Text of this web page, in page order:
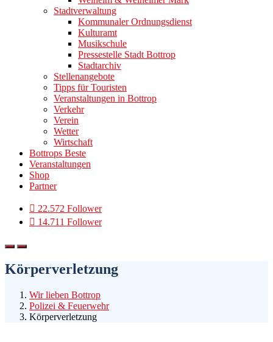
Stadtverwaltung
Kommunaler Ordnungsdienst
Kulturamt
Musikschule
Pressestelle Stadt Bottrop
Stadtarchiv
Stellenangebote
Tipps für Touristen
Veranstaltungen in Bottrop
Verkehr
Verein
Wetter
Wirtschaft
Bottrops Beste
Veranstaltungen
Shop
Partner
22.572 Follower
14.711 Follower
Körperverletzung
Wir lieben Bottrop
Polizei & Feuerwehr
Körperverletzung